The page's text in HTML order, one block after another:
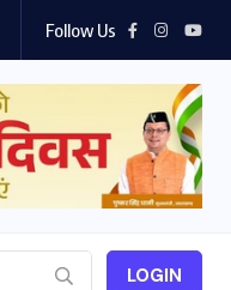
Follow Us
LOGIN